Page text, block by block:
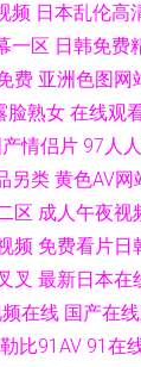
频 日本乱伦高
一区 日韩免费
费 亚洲色图网
脸熟女 在线观
情侣片 97人
另类 黄色AV网
区 成人午夜视
频 免费看片日
叉 最新日本在
在线 国产在
比91AV 91在